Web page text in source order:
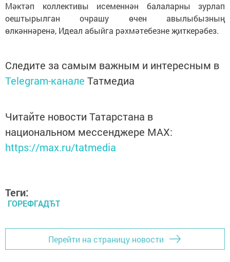
Мәктәп коллективы исеменнән балаларны зурлап
оештырылган очрашу өчен авылыбызның
өлкәннәренә, Идеал абыйга рәхмәтебезне җиткерәбез.
Следите за самым важным и интересным в
Telegram-канале Татмедиа
Читайте новости Татарстана в
национальном мессенджере MАХ:
https://max.ru/tatmedia
Теги:
ГОРЕФГАДЂТ
Перейти на страницу новости